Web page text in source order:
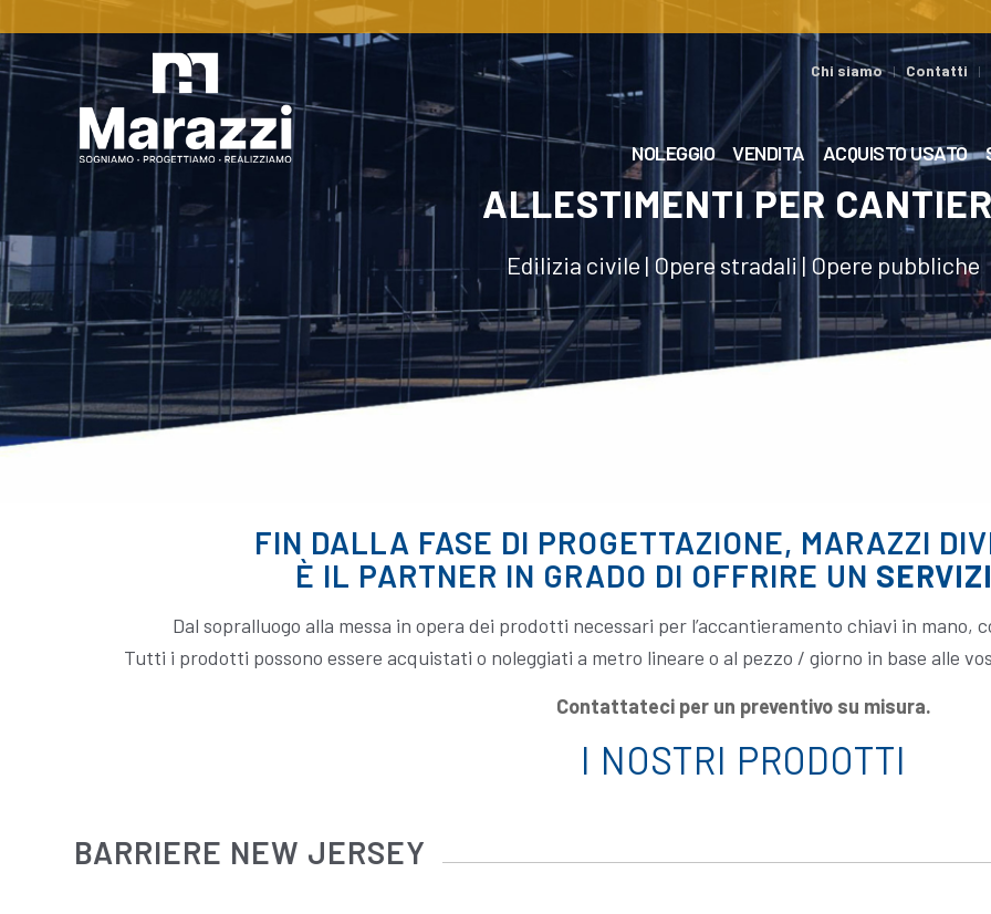
Chi siamo Contatti
NOLEGGIO VENDITA ACQUISTO USATO
ALLESTIMENTI PER
Edilizia civile | Opere stradali | Opere pubbliche
FIN DALLA FASE DI PROGETTAZIONE, MARAZZI
È IL PARTNER IN GRADO DI OFFRIRE UN
Dal sopralluogo alla messa in opera dei prodotti necessari per l’accantieramento chiavi in mano,
Tutti i prodotti possono essere acquistati o noleggiati a metro lineare o al pezzo / giorno in base alle
Contattateci per un preventivo su misura.
I NOSTRI PRODOTTI
BARRIERE NEW JERSEY